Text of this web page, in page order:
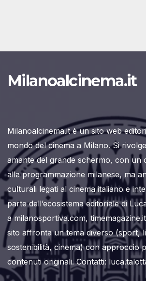
Milanoalcinema.it
Milanoalcinema.it è un sito web
mondo del cinema a Milano. Si
amante del grande schermo, con un
alla programmazione milanese, ma
culturali legati al cinema italiano e
parte dell’ecosistema editoriale di
a milanosportiva.com,
sito affronta un tema diverso (sport,
sostenibilità, cinema) con approccio
contenuti originali. Contatti: